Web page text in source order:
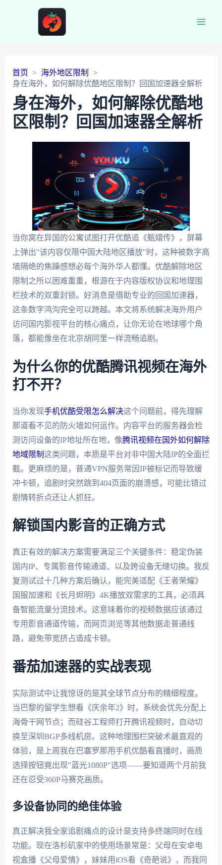
首页
海外地区限制
身在海外，如何解除优酷地区限制？回国加速器全解析
身在海外，如何解除优酷地
区限制？回国加速器全解析
当你窝在异国的公寓试图打开优酷追《甄嬛传》，屏幕
上弹出"该内容仅限中国大陆地区播放"时，这种被数字高
墙隔绝的焦躁感想必每个海外华人都懂。优酷解除地区
限制之所以困难重重，根源在于内容版权协议和地理围
栏技术的双重封锁。好消息是借助专业的回国加速器，
这条数字鸿沟完全可以跨越。本文将系统解决海外用户
访问国内影视平台的核心痛点，让你无论在地球哪个角
落，都能像坐在北京胡同里一样流畅追剧。
为什么你的优酷腾讯视频在海外
打不开？
当你发现手机优酷受限怎么解决这个问题前，得先理解
那道看不见的防火墙如何运作。内容平台的服务器会检
测访问设备的IP地址所在地，像腾讯视频在国外如何解除
地域限制 这类问题，本质是平台对非中国大陆IP的全面拦
截。更麻烦的是，普通VPN服务常因IP被标记而导致缓
冲卡顿，追剧时突然跳到404页面的崩溃感，可能比错过
剧情转折点还让人抓狂。
解锁国内影音的正确方式
真正有效的解决方案需要满足三个关键条件：稳定伪装
国内IP、专属影音传输通道、以及跨设备无缝切换。我反
复测试过十几种方案后确认，能完美适配《王者荣耀》
国服加速和《长月烬明》4K播放双需求的工具，必须具
备智能流量分流技术。这意味着你的视频数据应该通过
专用影音通道传输，而网页浏览等其他数据走普通线
路，避免带宽挤占造成卡顿。
番茄加速器的实战表现
实际测试中让我惊讶的是其全球节点分布的精细程度。
当巴黎的留学生想看《庆余年2》时，系统会优先分配上
海骨干网节点；而硅谷工程师打开腾讯视频时，自动切
换至深圳BGP多线机房。这种地理围栏突破术最直观的
体验，是上周我在巴塞罗那用手机优酷看直播时，画质
选择按钮竟出现"蓝光1080P"选项——要知道两个月前我
还在忍受360P马赛克画质。
多设备协同的绝佳体验
真正解决我全家追剧痛点的设计是支持多终端同时在线
功能。现在洛杉矶家中的使用场景常是：父母在安卓电
视盒播《父母爱情》，妹妹用iOS看《奇葩说》，而我同